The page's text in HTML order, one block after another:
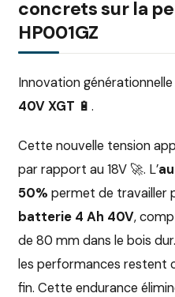
concrets sur la
HP001GZ
Innovation générationnelle
40V XGT 🔋.
Cette nouvelle tension
par rapport au 18V 🚀. L’
50% permet de travailler
batterie 4 Ah 40V,
de 80 mm dans le bois
les performances restent
fin. Cette endurance